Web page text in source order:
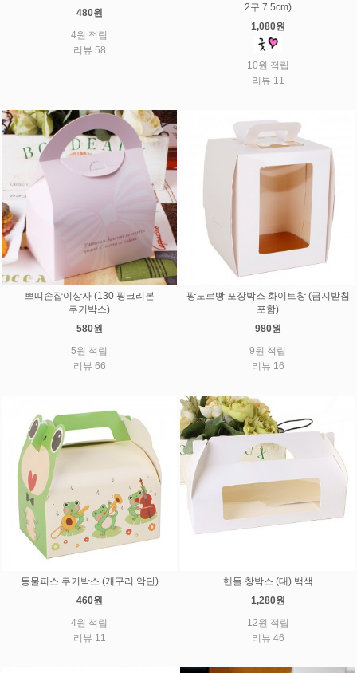
480원
4원 적립
리뷰 58
2구 7.5cm)
1,080원
10원 적립
리뷰 11
쁘띠손잡이상자 (130 핑크리본
쿠키박스)
580원
5원 적립
리뷰 66
팡도르빵 포장박스 화이트창 (금지받침
포함)
980원
9원 적립
리뷰 16
동물피스 쿠키박스 (개구리 악단)
460원
4원 적립
리뷰 11
핸들 창박스 (대) 백색
1,280원
12원 적립
리뷰 46